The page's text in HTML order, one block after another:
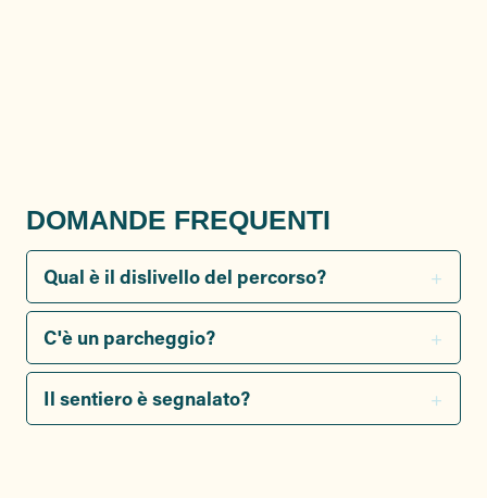
DOMANDE FREQUENTI
Qual è il dislivello del percorso?
C'è un parcheggio?
Il sentiero è segnalato?